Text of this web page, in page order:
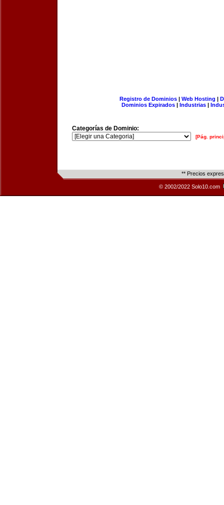
Registro de Dominios| Web Hosting |
Dominios Expirados | Industrias |
Categorías de Dominio:
[Pág.
** Precios
© 2002/2022 Solo10.com